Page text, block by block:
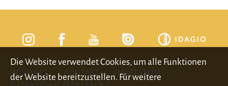
INTRANET KONTAKT
IMPRESSUM
Die Website verwendet Cookies, um alle Funktionen
der Website bereitzustellen. Für weitere